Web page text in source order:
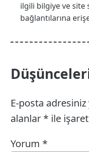
ilgili bilgiye ve site
bağlantılarına
E-posta
alanlar * ile
Yorum *